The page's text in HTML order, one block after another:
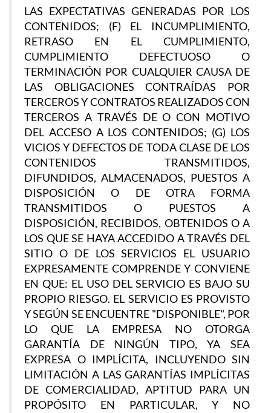
LAS EXPECTATIVAS GENERADAS POR LOS
CONTENIDOS; (F) EL INCUMPLIMIENTO,
RETRASO EN EL CUMPLIMIENTO,
CUMPLIMIENTO DEFECTUOSO O
TERMINACIÓN POR CUALQUIER CAUSA DE
LAS OBLIGACIONES CONTRAÍDAS POR
TERCEROS Y CONTRATOS REALIZADOS CON
TERCEROS A TRAVÉS DE O CON MOTIVO
DEL ACCESO A LOS CONTENIDOS; (G) LOS
VICIOS Y DEFECTOS DE TODA CLASE DE LOS
CONTENIDOS TRANSMITIDOS,
DIFUNDIDOS, ALMACENADOS, PUESTOS A
DISPOSICIÓN O DE OTRA FORMA
TRANSMITIDOS O PUESTOS A
DISPOSICIÓN, RECIBIDOS, OBTENIDOS O A
LOS QUE SE HAYA ACCEDIDO A TRAVÉS DEL
SITIO O DE LOS SERVICIOS EL USUARIO
EXPRESAMENTE COMPRENDE Y CONVIENE
EN QUE: EL USO DEL SERVICIO ES BAJO SU
PROPIO RIESGO. EL SERVICIO ES PROVISTO
Y SEGÚN SE ENCUENTRE "DISPONIBLE", POR
LO QUE LA EMPRESA NO OTORGA
GARANTÍA DE NINGÚN TIPO, YA SEA
EXPRESA O IMPLÍCITA, INCLUYENDO SIN
LIMITACIÓN A LAS GARANTÍAS IMPLÍCITAS
DE COMERCIALIDAD, APTITUD PARA UN
PROPÓSITO EN PARTICULAR, Y NO